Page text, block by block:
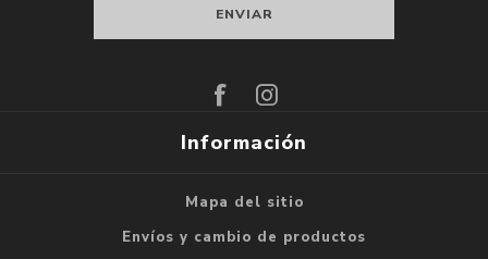
Información
Mapa del sitio
Envíos y cambio de productos